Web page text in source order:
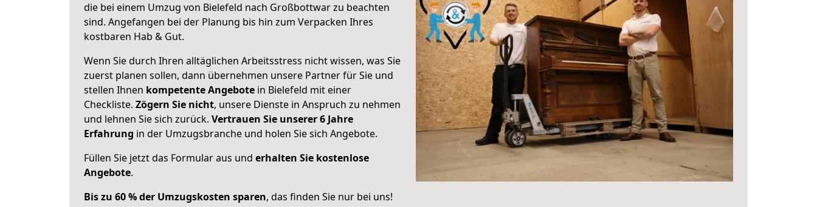
die bei einem Umzug von Bielefeld nach Großbottwar zu beachten
sind. Angefangen bei der Planung bis hin zum Verpacken Ihres
kostbaren Hab & Gut.
Wenn Sie durch Ihren alltäglichen Arbeitsstress nicht wissen, was Sie
zuerst planen sollen, dann übernehmen unsere Partner für Sie und
stellen Ihnen kompetente Angebote in Bielefeld mit einer
Checkliste. Zögern Sie nicht, unsere Dienste in Anspruch zu nehmen
und lehnen Sie sich zurück. Vertrauen Sie unserer 6 Jahre
Erfahrung in der Umzugsbranche und holen Sie sich Angebote.
Füllen Sie jetzt das Formular aus und erhalten Sie kostenlose
Angebote.
Bis zu 60 % der Umzugskosten sparen, das finden Sie nur bei uns!